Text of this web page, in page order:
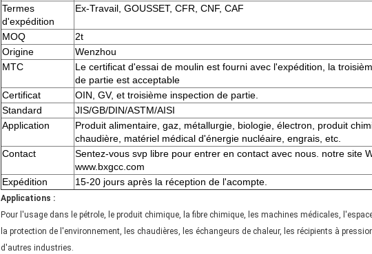
Termes
d'expédition
Ex-Travail, GOUSSET, CFR, CNF, CAF
MOQ
2t
Origine
Wenzhou
MTC
Le certificat d'essai de moulin est fourni avec l'expédition, la
de partie est acceptable
Certificat
OIN, GV, et troisième inspection de partie.
Standard
JIS/GB/DIN/ASTM/AISI
Application
Produit alimentaire, gaz, métallurgie, biologie, électron, produit
chaudière, matériel médical d'énergie nucléaire, engrais, etc.
Contact
Sentez-vous svp libre pour entrer en contact avec nous. notre site
www.bxgcc.com
Expédition
15-20 jours après la réception de l'acompte.
Applications :
Pour l'usage dans le pétrole, le produit chimique, la fibre chimique, les machines médicales,
la protection de l'environnement, les chaudières, les échangeurs de chaleur, les récipients à
d'autres industries.